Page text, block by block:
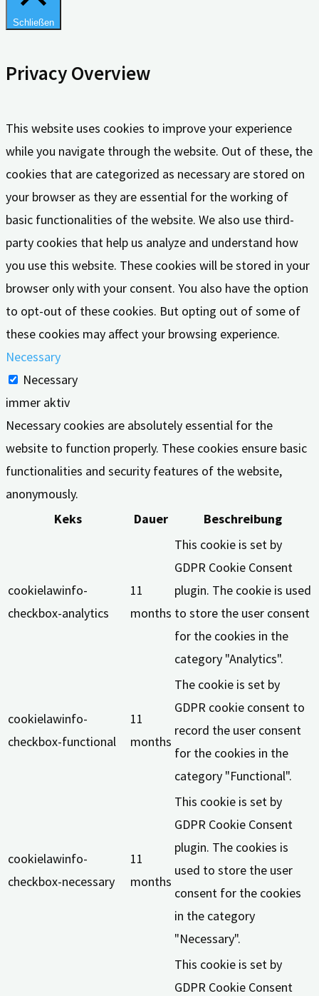
Schließen
Privacy Overview
This website uses cookies to improve your experience
while you navigate through the website. Out of these, the
cookies that are categorized as necessary are stored on
your browser as they are essential for the working of
basic functionalities of the website. We also use third-
party cookies that help us analyze and understand how
you use this website. These cookies will be stored in your
browser only with your consent. You also have the option
to opt-out of these cookies. But opting out of some of
these cookies may affect your browsing experience.
Necessary
Necessary
immer aktiv
Necessary cookies are absolutely essential for the
website to function properly. These cookies ensure basic
functionalities and security features of the website,
anonymously.
Keks
Dauer Beschreibung
cookielawinfo-
checkbox-analytics
11
months
This cookie is set by
GDPR Cookie Consent
plugin. The cookie is used
to store the user consent
for the cookies in the
category "Analytics".
cookielawinfo-
checkbox-functional
11
months
The cookie is set by
GDPR cookie consent to
record the user consent
for the cookies in the
category "Functional".
cookielawinfo-
checkbox-necessary
11
months
This cookie is set by
GDPR Cookie Consent
plugin. The cookies is
used to store the user
consent for the cookies
in the category
"Necessary".
This cookie is set by
GDPR Cookie Consent